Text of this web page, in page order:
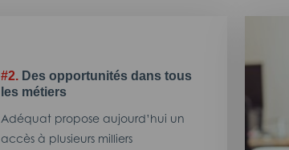
#2. Des opportunités dans tous
les métiers
Adéquat propose aujourd’hui un
accès à plusieurs milliers